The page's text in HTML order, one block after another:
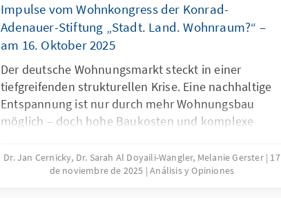
Impulse vom Wohnkongress der Konrad-
Adenauer-Stiftung „Stadt. Land. Wohnraum?“ –
am 16. Oktober 2025
Der deutsche Wohnungsmarkt steckt in einer
tiefgreifenden strukturellen Krise. Eine nachhaltige
Entspannung ist nur durch mehr Wohnungsbau
möglich – doch hohe Baukosten und komplexe
erheblich. Zur Lösung des Problems bedarf es einer
dringenden Reduktion regulatorischer Komplexität.
Dr. Jan Cernicky, Dr. Sarah Al Doyaili-Wangler, Melanie Gerster 17
de noviembre de 2025 Análisis y Opiniones